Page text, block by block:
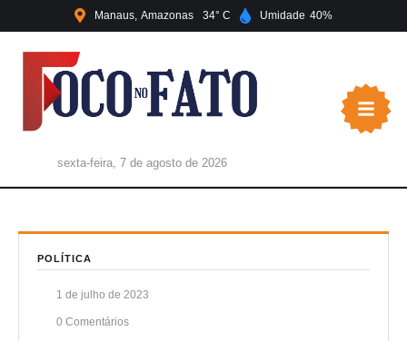
Manaus Amazonas 34 Umidade 40
sexta-feira, 7 de agosto de 2026
POLÍTICA
1 de julho de 2023
0 Comentários